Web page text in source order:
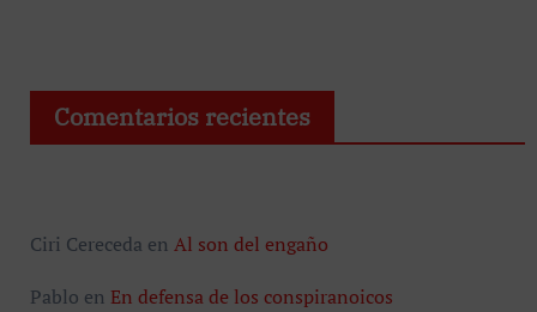
Comentarios recientes
Ciri Cereceda en Al son del engaño
Pablo en En defensa de los conspiranoicos